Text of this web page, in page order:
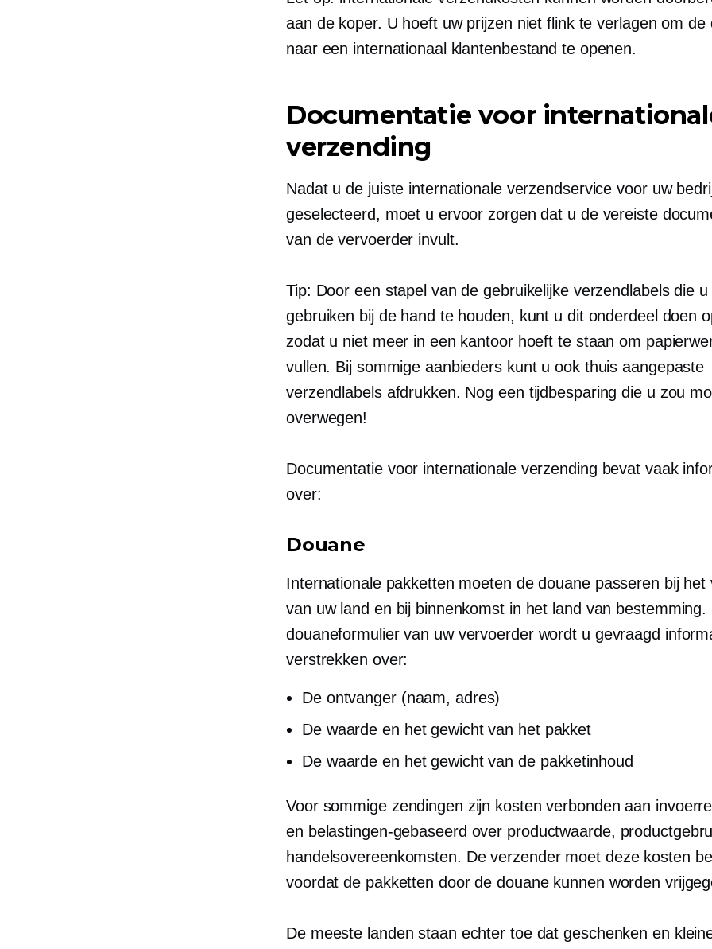
aan de koper. U hoeft uw prijzen niet flink te verlagen om de
naar een internationaal klantenbestand te openen.
Documentatie voor
verzending
Nadat u de juiste internationale verzendservice voor uw
geselecteerd, moet u ervoor zorgen dat u de vereiste
van de vervoerder invult.
Tip: Door een stapel van de gebruikelijke verzendlabels die u
gebruiken bij de hand te houden, kunt u dit onderdeel doen
zodat u niet meer in een kantoor hoeft te staan ​​om
vullen. Bij sommige aanbieders kunt u ook thuis aangepaste
verzendlabels afdrukken. Nog een tijdbesparing die u zou
overwegen!
Documentatie voor internationale verzending bevat vaak
over:
Douane
Internationale pakketten moeten de douane passeren bij het
van uw land en bij binnenkomst in het land van bestemming.
douaneformulier van uw vervoerder wordt u gevraagd
verstrekken over:
De ontvanger (naam, adres)
De waarde en het gewicht van het pakket
De waarde en het gewicht van de pakketinhoud
Voor sommige zendingen zijn kosten verbonden aan
en belastingen-gebaseerd over productwaarde,
handelsovereenkomsten. De verzender moet deze kosten
voordat de pakketten door de douane kunnen worden
De meeste landen staan ​​echter toe dat geschenken en